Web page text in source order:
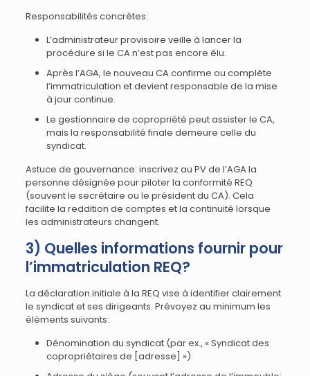
Responsabilités concrètes:
L’administrateur provisoire veille à lancer la
procédure si le CA n’est pas encore élu.
Après l’AGA, le nouveau CA confirme ou complète
l’immatriculation et devient responsable de la mise
à jour continue.
Le gestionnaire de copropriété peut assister le CA,
mais la responsabilité finale demeure celle du
syndicat.
Astuce de gouvernance: inscrivez au PV de l’AGA la
personne désignée pour piloter la conformité REQ
(souvent le secrétaire ou le président du CA). Cela
facilite la reddition de comptes et la continuité lorsque
les administrateurs changent.
3) Quelles informations fournir pour
l’immatriculation REQ?
La déclaration initiale à la REQ vise à identifier clairement
le syndicat et ses dirigeants. Prévoyez au minimum les
éléments suivants:
Dénomination du syndicat (par ex., « Syndicat des
copropriétaires de [adresse] »).